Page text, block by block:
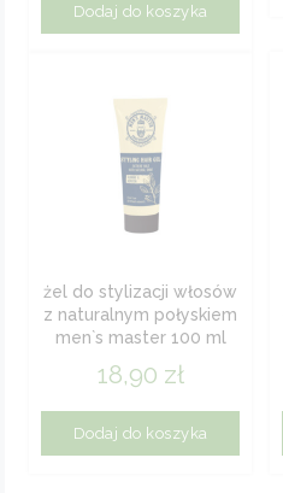
Dodaj do koszyka
żel do stylizacji włosów
z naturalnym połyskiem
men`s master 100 ml
18,90 zł
Dodaj do koszyka